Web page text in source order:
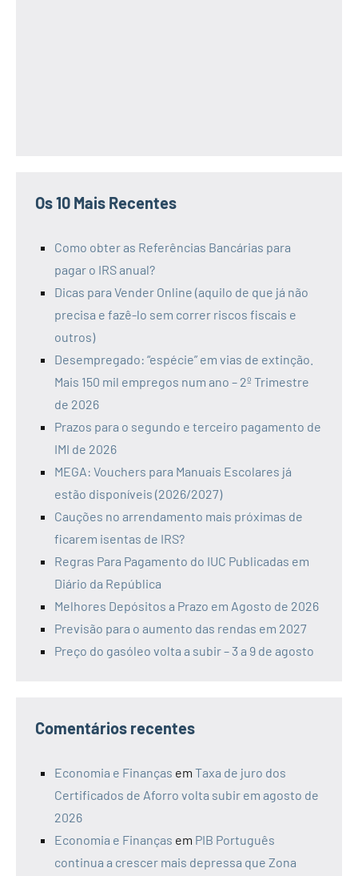
Os 10 Mais Recentes
Como obter as Referências Bancárias para
pagar o IRS anual?
Dicas para Vender Online (aquilo de que já não
precisa e fazê-lo sem correr riscos fiscais e
outros)
Desempregado: “espécie” em vias de extinção.
Mais 150 mil empregos num ano – 2º Trimestre
de 2026
Prazos para o segundo e terceiro pagamento de
IMI de 2026
MEGA: Vouchers para Manuais Escolares já
estão disponíveis (2026/2027)
Cauções no arrendamento mais próximas de
ficarem isentas de IRS?
Regras Para Pagamento do IUC Publicadas em
Diário da República
Melhores Depósitos a Prazo em Agosto de 2026
Previsão para o aumento das rendas em 2027
Preço do gasóleo volta a subir – 3 a 9 de agosto
Comentários recentes
Economia e Finanças em Taxa de juro dos
Certificados de Aforro volta subir em agosto de
2026
Economia e Finanças em PIB Português
continua a crescer mais depressa que Zona